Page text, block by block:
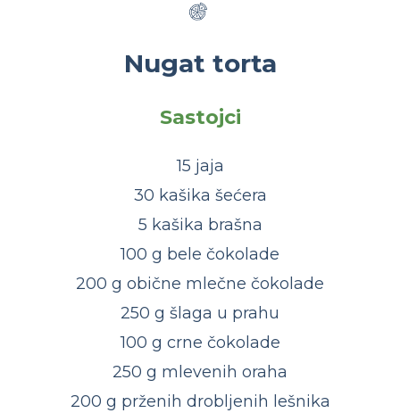
Nugat torta
Sastojci
15 jaja
30 kašika šećera
5 kašika brašna
100 g bele čokolade
200 g obične mlečne čokolade
250 g šlaga u prahu
100 g crne čokolade
250 g mlevenih oraha
200 g prženih drobljenih lešnika